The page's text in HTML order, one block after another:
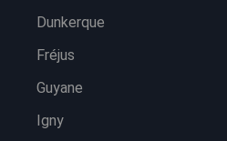
Dunkerque
Fréjus
Guyane
Igny